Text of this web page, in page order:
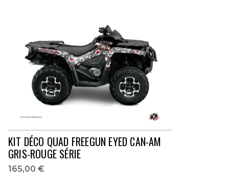
KIT DÉCO QUAD FREEGUN EYED CAN-AM
GRIS-ROUGE SÉRIE
165,00 €